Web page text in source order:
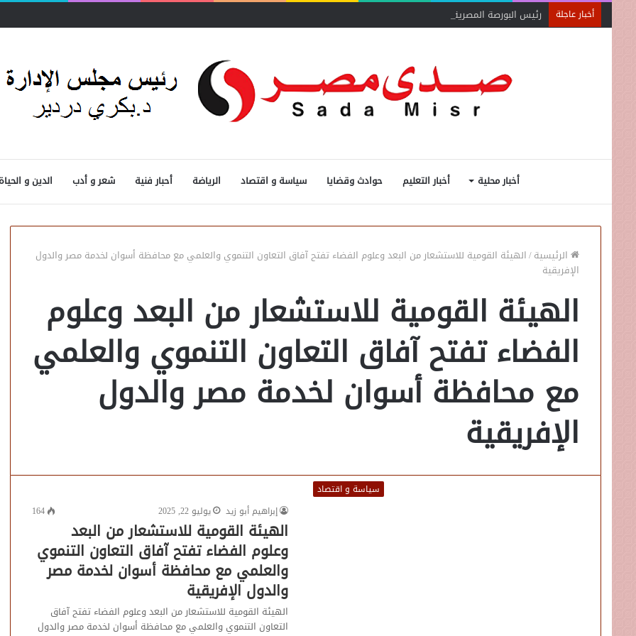
أخبار عاجلة رئيس البورصة المصرية يلتقي رئيس جهاز التمثيل التجاري
أخبار محلية أخبار التعليم حوادث وقضايا سياسة و اقتصاد الرياضة أحبار فنية شعر و أدب الدين و الحياة
الرئيسية/الهيئة القومية للاستشعار من البعد وعلوم الفضاء تفتح آفاق التعاون التنموي والعلمي مع محافظة أسوان لخدمة مصر والدول
الإفريقية
الهيئة القومية للاستشعار من البعد وعلوم
الفضاء تفتح آفاق التعاون التنموي والعلمي
مع محافظة أسوان لخدمة مصر والدول
الإفريقية
سياسة و اقتصاد
إبراهيم أبو زيد
يوليو 22, 2025 164
الهيئة القومية للاستشعار من البعد
وعلوم الفضاء تفتح آفاق التعاون التنموي
والعلمي مع محافظة أسوان لخدمة مصر
والدول الإفريقية
الهيئة القومية للاستشعار من البعد وعلوم الفضاء تفتح آفاق
التعاون التنموي والعلمي مع محافظة أسوان لخدمة مصر والدول